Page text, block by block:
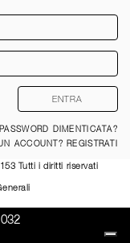
PASSWORD DIMENTICATA?
ACCOUNT? REGISTRATI
Tutti i diritti riservati